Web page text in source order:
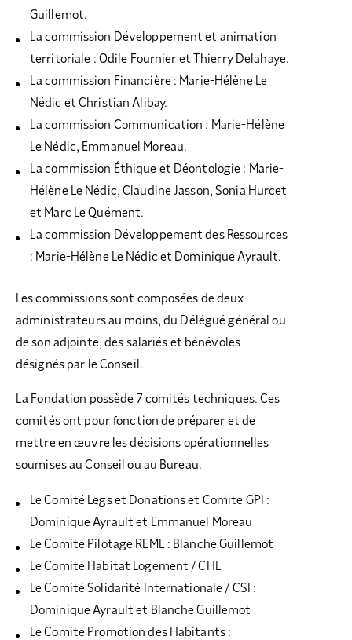
Guillemot.
La commission Développement et animation
territoriale : Odile Fournier et Thierry Delahaye.
La commission Financière : Marie-Hélène Le
Nédic et Christian Alibay.
La commission Communication : Marie-Hélène
Le Nédic, Emmanuel Moreau.
La commission Éthique et Déontologie : Marie-
Hélène Le Nédic, Claudine Jasson, Sonia Hurcet
et Marc Le Quément.
La commission Développement des Ressources
: Marie-Hélène Le Nédic et Dominique Ayrault.
Les commissions sont composées de deux
administrateurs au moins, du Délégué général ou
de son adjointe, des salariés et bénévoles
désignés par le Conseil.
La Fondation possède 7 comités techniques. Ces
comités ont pour fonction de préparer et de
mettre en œuvre les décisions opérationnelles
soumises au Conseil ou au Bureau.
Le Comité Legs et Donations et Comite GPI :
Dominique Ayrault et Emmanuel Moreau
Le Comité Pilotage REML : Blanche Guillemot
Le Comité Habitat Logement / CHL
Le Comité Solidarité Internationale / CSI :
Dominique Ayrault et Blanche Guillemot
Le Comité Promotion des Habitants :